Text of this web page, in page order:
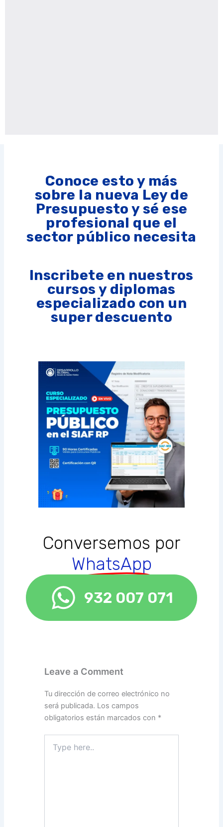
Conoce esto y más
sobre la nueva Ley de
Presupuesto y sé ese
profesional que el
sector público necesita
Inscribete en nuestros
cursos y diplomas
especializado con un
super descuento
Conversemos por
WhatsApp
932 007 071
Leave a Comment
Tu dirección de correo electrónico no
será publicada. Los campos
obligatorios están marcados con *
here..